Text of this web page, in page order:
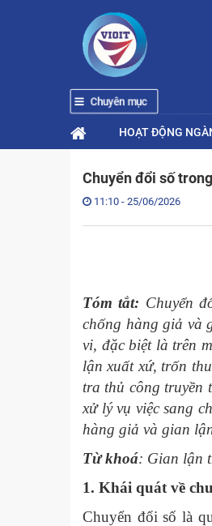
Chuyên mục
HOẠT ĐỘNG
Chuyển đổi số
11:10 - 25/06/2026
Tóm tắt: Chuyển
chống hàng giả và
vi, đặc biệt là trên
lận xuất xứ, trốn
tra thủ công truyền
xử lý vụ việc sang
hàng giả và gian
Từ khoá: Gian lận
1. Khái quát về
Chuyển đổi số là